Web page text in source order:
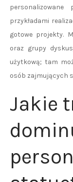
przykładami
gotowe projekty.
oraz grupy
użytkową; tam
osób zajmujących
Jakie